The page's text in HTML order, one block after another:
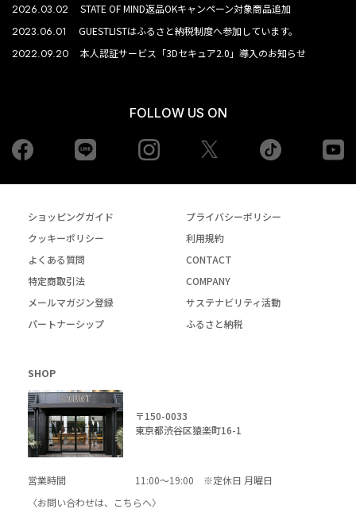
2026.03.02 STATE OF MIND返品OKキャンペーン対象商品追加
2023.06.01 GUESTLISTはふるさと納税制度へ参加しています。
2022.09.20 本人認証サービス「3Dセキュア2.0」導入のお知らせ
FOLLOW US ON
Facebook Instagram tiktok
ショッピングガイド
プライバシーポリシー
クッキーポリシー
利用規約
よくある質問
CONTACT
特定商取引法
COMPANY
メールマガジン登録
サステナビリティ活動
パートナーシップ
ふるさと納税
SHOP
〒150-0033
東京都渋谷区猿楽町16-1
営業時間
11:00～19:00 ※定休日 月曜日
〈お問い合わせは、
こちらへ〉